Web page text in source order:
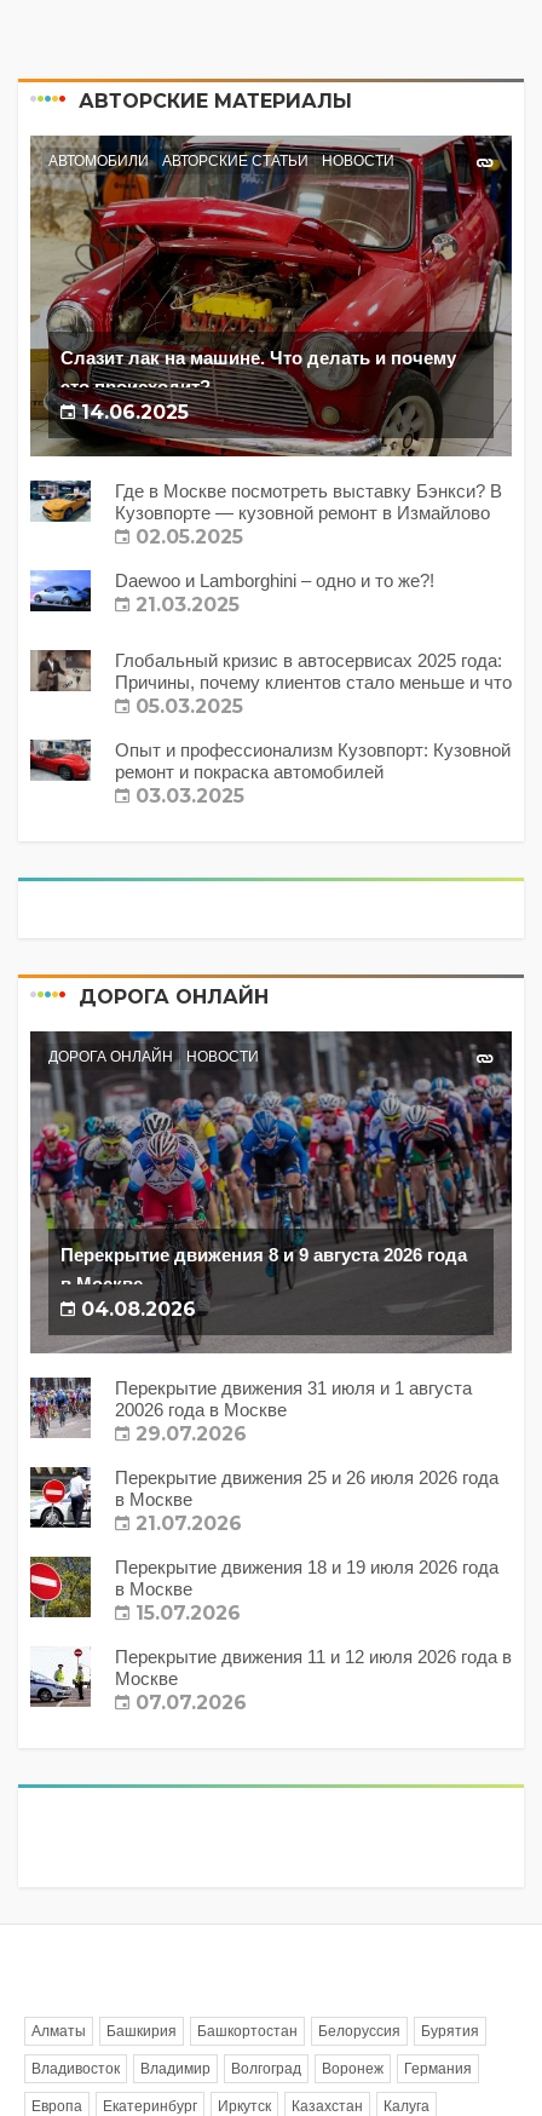
АВТОРСКИЕ МАТЕРИАЛЫ
АВТОМОБИЛИ АВТОРСКИЕ СТАТЬИ НОВОСТИ
Слазит лак на машине. Что делать и почему
это происходит?
14.06.2025
Где в Москве посмотреть выставку Бэнкси? В
Кузовпорте — кузовной ремонт в Измайлово
02.05.2025
Daewoo и Lamborghini – одно и то же?!
21.03.2025
Глобальный кризис в автосервисах 2025 года:
Причины, почему клиентов стало меньше и что
с этим делать?
05.03.2025
Опыт и профессионализм Кузовпорт: Кузовной
ремонт и покраска автомобилей
03.03.2025
ДОРОГА ОНЛАЙН
ДОРОГА ОНЛАЙН НОВОСТИ
Перекрытие движения 8 и 9 августа 2026 года
в Москве
04.08.2026
Перекрытие движения 31 июля и 1 августа
20026 года в Москве
29.07.2026
Перекрытие движения 25 и 26 июля 2026 года
в Москве
21.07.2026
Перекрытие движения 18 и 19 июля 2026 года
в Москве
15.07.2026
Перекрытие движения 11 и 12 июля 2026 года в
Москве
07.07.2026
Алматы Башкирия Башкортостан Белоруссия Бурятия
Владивосток Владимир Волгоград Воронеж Германия
Европа Екатеринбург Иркутск Казахстан Калуга